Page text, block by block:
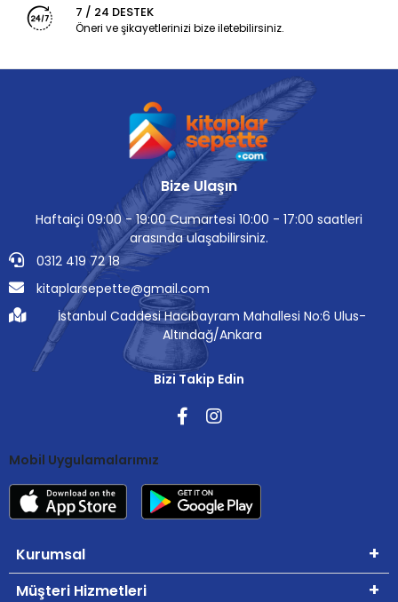
7 / 24 DESTEK
Öneri ve şikayetlerinizi bize iletebilirsiniz.
Bize Ulaşın
Haftaiçi 09:00 - 19:00 Cumartesi 10:00 - 17:00 saatleri
arasında ulaşabilirsiniz.
0312 419 72 18
kitaplarsepette@gmail.com
İstanbul Caddesi Hacıbayram Mahallesi No:6 Ulus-
Altındağ/Ankara
Bizi Takip Edin
Mobil Uygulamalarımız
Kurumsal
Müşteri Hizmetleri